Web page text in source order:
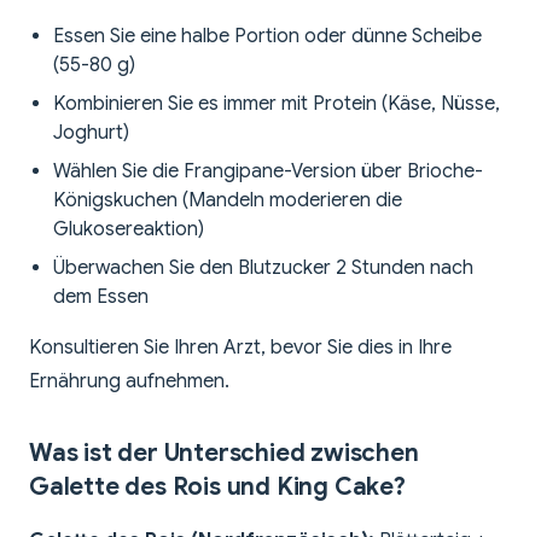
Essen Sie eine halbe Portion oder dünne Scheibe
(55-80 g)
Kombinieren Sie es immer mit Protein (Käse, Nüsse,
Joghurt)
Wählen Sie die Frangipane-Version über Brioche-
Königskuchen (Mandeln moderieren die
Glukosereaktion)
Überwachen Sie den Blutzucker 2 Stunden nach
dem Essen
Konsultieren Sie Ihren Arzt, bevor Sie dies in Ihre
Ernährung aufnehmen.
Was ist der Unterschied zwischen
Galette des Rois und King Cake?